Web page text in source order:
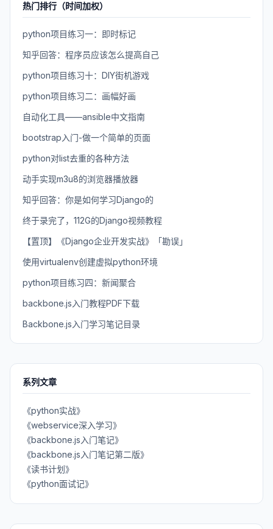
热门排行（时间加权）
python项目练习一：即时标记
知乎回答：程序员应该怎么提高自己
python项目练习十：DIY街机游戏
python项目练习二：画幅好画
自动化工具——ansible中文指南
bootstrap入门-做一个简单的页面
python对list去重的各种方法
动手实现m3u8的浏览器播放器
知乎回答：你是如何学习Django的
终于录完了，112G的Django视频教程
【置顶】《Django企业开发实战》「勘误」
使用virtualenv创建虚拟python环境
python项目练习四：新闻聚合
backbone.js入门教程PDF下载
Backbone.js入门学习笔记目录
系列文章
《python实战》
《webservice深入学习》
《backbone.js入门笔记》
《backbone.js入门笔记第二版》
《读书计划》
《python面试记》